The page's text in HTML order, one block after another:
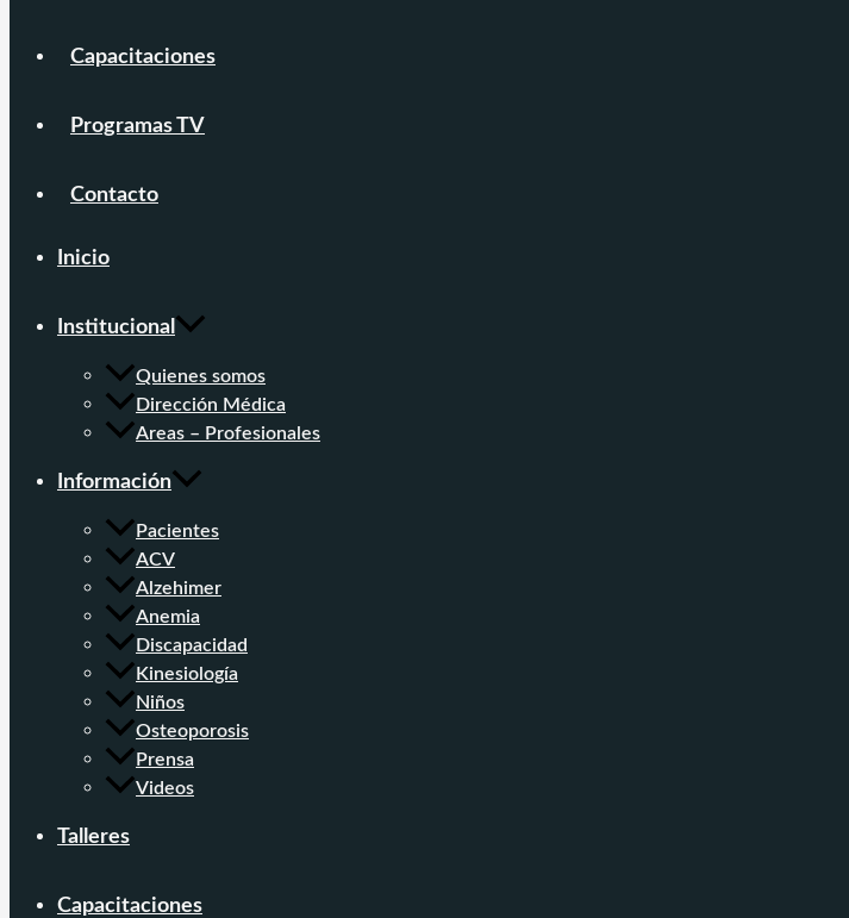
Capacitaciones
Programas TV
Contacto
Inicio
Institucional
Quienes somos
Dirección Médica
Areas – Profesionales
Información
Pacientes
ACV
Alzehimer
Anemia
Discapacidad
Kinesiología
Niños
Osteoporosis
Prensa
Videos
Talleres
Capacitaciones